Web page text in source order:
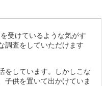
受けているような気がす
調査をしていただけます
をしています。しかしこな
子供を置いて出かけていま